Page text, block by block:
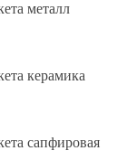
металл
керамика
сапфировая